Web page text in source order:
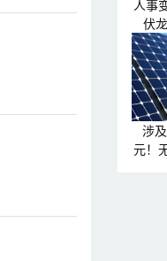
人事
伏
涉
元！